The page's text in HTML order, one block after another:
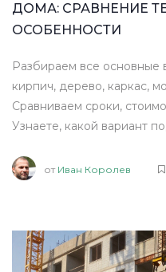
ДОМА: СРАВНЕНИЕ
ОСОБЕННОСТИ
Разбираем все основные
кирпич, дерево, каркас,
Сравниваем сроки,
Узнаете, какой вариант
от Иван Королев